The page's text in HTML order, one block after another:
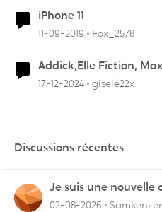
iPhone 11
11-09-2019 Fox_2578
Addick,Elle Fiction,
17-12-2024 gisele22x
Discussions récentes
Je suis une nouvelle
connecter mon
02-08-2026